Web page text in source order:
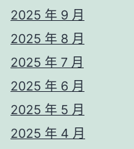
2025 年 9 月
2025 年 8 月
2025 年 7 月
2025 年 6 月
2025 年 5 月
2025 年 4 月